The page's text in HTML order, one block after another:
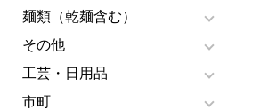
麺類（乾麺含む）
その他
工芸・日用品
市町